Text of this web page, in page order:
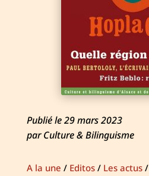
Publié le 29 mars 2023
par Culture & Bilinguisme
A la une / Editos/ Les actus/